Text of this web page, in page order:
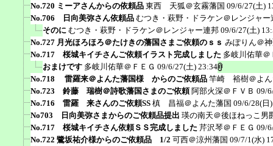
No.720 ミーアさんからの依頼品 東西 天狐＠玄霧藩国 09/6/27(土)
No.706 日向美弥さん依頼品 むつき・萩野・ドラケン＠レンジャー
そのに むつき・萩野・ドラケン＠レンジャー連邦 09/6/27(土)
No.727 月光ほろほろ＠たけきの藩国さまご依頼のｓｓ みぽりん＠
No.717 桜城キイチさんご依頼イラスト完成しました 多岐川佑華＠
おまけです 多岐川佑華＠ＦＥＧ 09/6/27(土) 23:34
No.718 雷羅来＠よんた藩国様 からのご依頼品 竿崎 裕樹＠よん
No.723 鈴藤 瑞樹＠詩歌藩国さまのご依頼 阿部火深＠ＦＶＢ 09/
No.716 雷羅 来さんのご依頼SS 槙 昌福＠よんた藩国 09/6/28(日
No703 日向美弥さまからのご依頼品提出 瑛の南天＠後ほねっこ男
No.717 桜城キイチさん依頼ＳＳ完成しました 芹沢琴＠ＦＥＧ 09/
No.722 鷺坂祐介様からのご依頼品 1/2 可西＠涼州藩国 09/7/1(水)